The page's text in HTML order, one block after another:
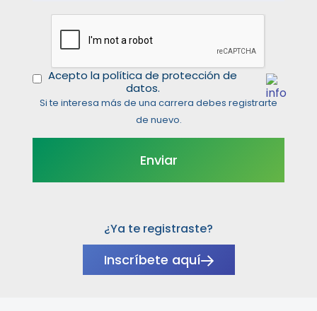
Acepto la política de protección de
datos.
Si te interesa más de una carrera debes registrarte
de nuevo.
¿Ya te registraste?
Inscríbete aquí